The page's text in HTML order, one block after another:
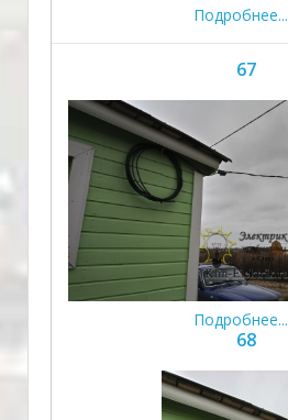
Подробнее...
67
Подробнее...
68